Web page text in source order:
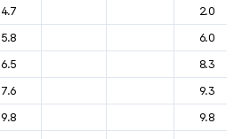
4.7
2.0
5.8
6.0
6.5
8.3
7.6
9.3
9.8
9.8